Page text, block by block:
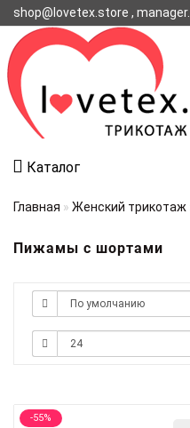
shop@lovetex.store ,
Каталог
Главная Женский трикотаж
Пижамы с шортами
-55%